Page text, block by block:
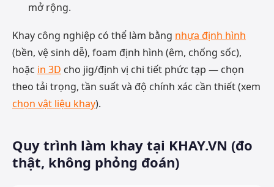
mở rộng.
Khay công nghiệp có thể làm bằng nhựa định hình
(bền, vệ sinh dễ), foam định hình (êm, chống sốc),
hoặc in 3D cho jig/định vị chi tiết phức tạp — chọn
theo tải trọng, tần suất và độ chính xác cần thiết (xem
chọn vật liệu khay).
Quy trình làm khay tại KHAY.VN (đo
thật, không phỏng đoán)